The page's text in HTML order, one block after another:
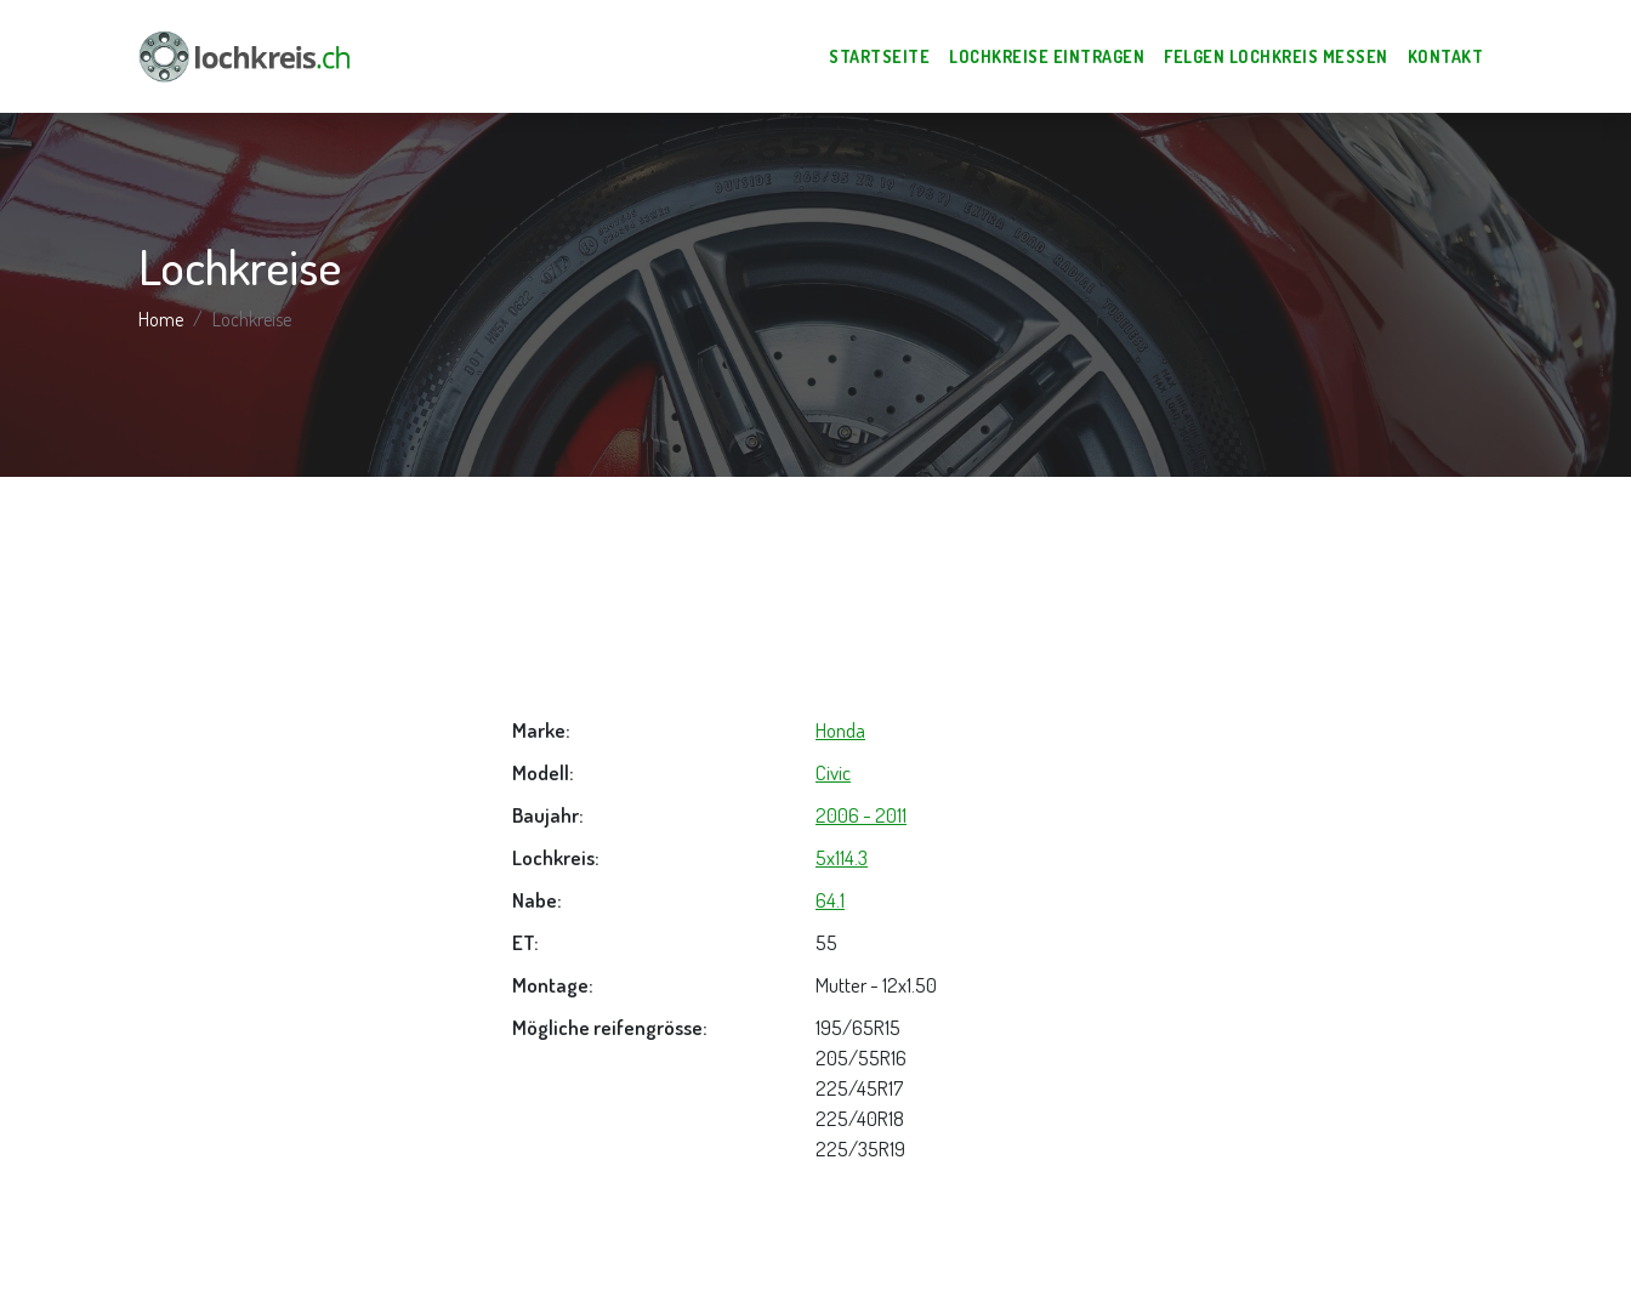
STARTSEITE LOCHKREISE EINTRAGEN FELGEN LOCHKREIS MESSEN KONTAKT
Lochkreise
Home Lochkreise
Marke:
Honda
Modell:
Civic
Baujahr:
2006 - 2011
Lochkreis:
5x114.3
Nabe:
64.1
ET:
55
Montage:
Mutter - 12x1.50
Mögliche reifengrösse:
195/65R15
205/55R16
225/45R17
225/40R18
225/35R19